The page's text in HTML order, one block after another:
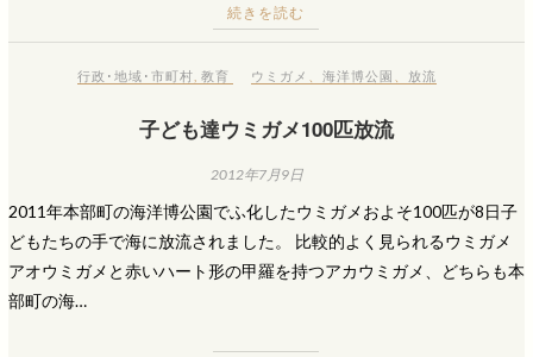
続きを読む
行政･地域･市町村 ,教育 ウミガメ 、海洋博公園 放流
子ども達ウミガメ100匹放流
2012年7月9日
2011年本部町の海洋博公園でふ化したウミガメおよそ100匹が8日子
どもたちの手で海に放流されました。 比較的よく見られるウミガメ
アオウミガメと赤いハート形の甲羅を持つアカウミガメ、どちらも本
部町の海…